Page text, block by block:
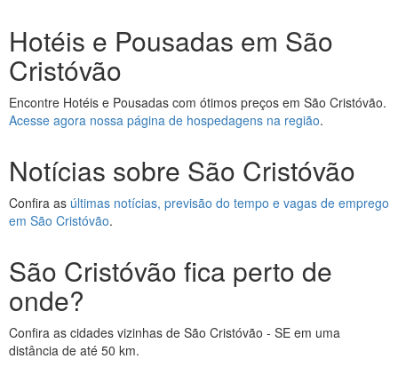
Hotéis e Pousadas em São
Cristóvão
Encontre Hotéis e Pousadas com ótimos preços em São Cristóvão.
Acesse agora nossa página de hospedagens na região.
Notícias sobre São Cristóvão
Confira as últimas notícias, previsão do tempo e vagas de emprego
em São Cristóvão.
São Cristóvão fica perto de
onde?
Confira as cidades vizinhas de São Cristóvão - SE em uma
distância de até 50 km.